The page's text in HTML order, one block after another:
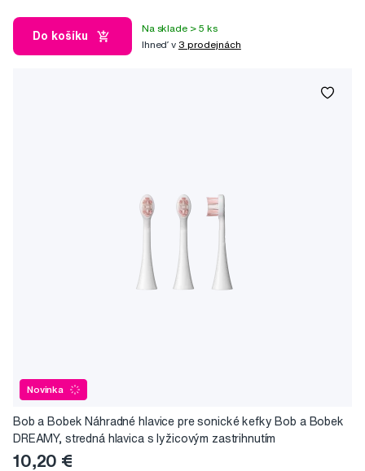
Do košíku
Na sklade > 5 ks
Ihneď v 3 prodejnách
Novinka
Bob a Bobek Náhradné hlavice pre sonické kefky Bob a Bobek
DREAMY, stredná hlavica s lyžicovým zastrihnutím
10,20 €